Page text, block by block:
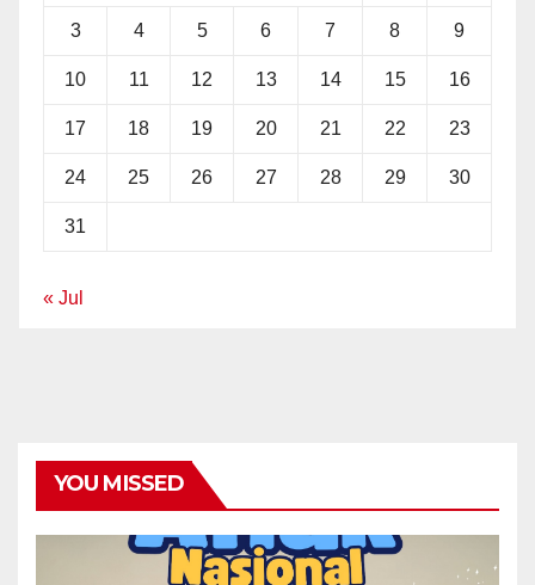
3 4 5 6 7 8 9
10 11 12 13 14 15 16
17 18 19 20 21 22 23
24 25 26 27 28 29 30
31
« Jul
YOU MISSED